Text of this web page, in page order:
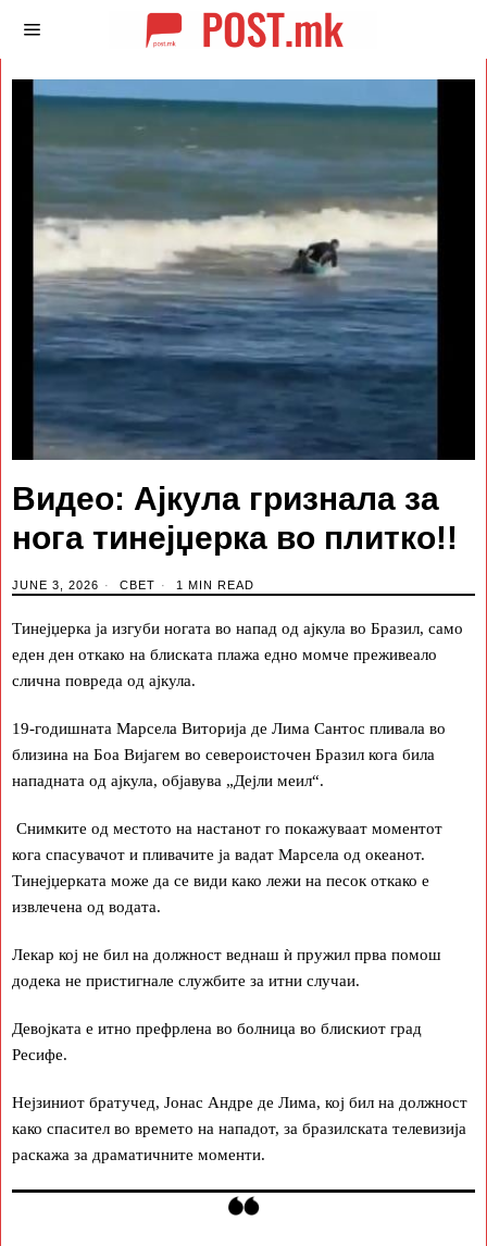
Видео: Ајкула гризнала за
нога тинејџерка во плитко!!
JUNE 3, 2026 СВЕТ 1 MIN READ
Тинејџерка ја изгуби ногата во напад од ајкула во Бразил, само
еден ден откако на блиската плажа едно момче преживеало
слична повреда од ајкула.
19-годишната Марсела Виторија де Лима Сантос пливала во
близина на Боа Вијагем во североисточен Бразил кога била
нападната од ајкула, објавува „Дејли меил“.
Снимките од местото на настанот го покажуваат моментот
кога спасувачот и пливачите ја вадат Марсела од океанот.
Тинејџерката може да се види како лежи на песок откако е
извлечена од водата.
Лекар кој не бил на должност веднаш ѝ пружил прва помош
додека не пристигнале службите за итни случаи.
Девојката е итно префрлена во болница во блискиот град
Ресифе.
Нејзиниот братучед, Јонас Андре де Лима, кој бил на должност
како спасител во времето на нападот, за бразилската телевизија
раскажа за драматичните моменти.